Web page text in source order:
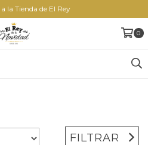
la Tienda de El Rey
0
FILTRAR